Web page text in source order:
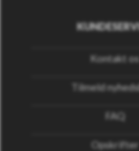
Kontakt os
Tilmeld
FAQ
Opskrifter